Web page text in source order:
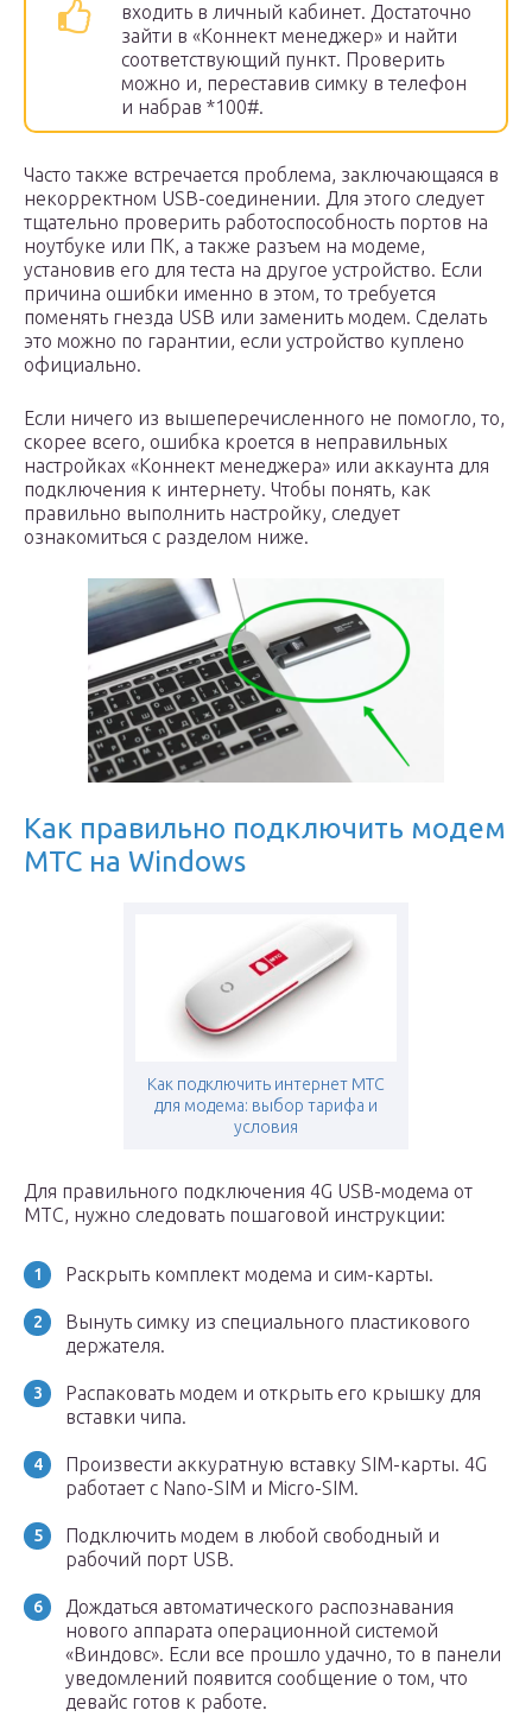
входить в личный кабинет. Достаточно
зайти в «Коннект менеджер» и найти
соответствующий пункт. Проверить
можно и, переставив симку в телефон
и набрав *100#.
Часто также встречается проблема, заключающаяся в
некорректном USB-соединении. Для этого следует
тщательно проверить работоспособность портов на
ноутбуке или ПК, а также разъем на модеме,
установив его для теста на другое устройство. Если
причина ошибки именно в этом, то требуется
поменять гнезда USB или заменить модем. Сделать
это можно по гарантии, если устройство куплено
официально.
Если ничего из вышеперечисленного не помогло, то,
скорее всего, ошибка кроется в неправильных
настройках «Коннект менеджера» или аккаунта для
подключения к интернету. Чтобы понять, как
правильно выполнить настройку, следует
ознакомиться с разделом ниже.
Как правильно подключить модем
МТС на Windows
Как подключить интернет МТС
для модема: выбор тарифа и
условия
Для правильного подключения 4G USB-модема от
МТС, нужно следовать пошаговой инструкции:
Раскрыть комплект модема и сим-карты.
Вынуть симку из специального пластикового
держателя.
Распаковать модем и открыть его крышку для
вставки чипа.
Произвести аккуратную вставку SIM-карты. 4G
работает с Nano-SIM и Micro-SIM.
Подключить модем в любой свободный и
рабочий порт USB.
Дождаться автоматического распознавания
нового аппарата операционной системой
«Виндовс». Если все прошло удачно, то в панели
уведомлений появится сообщение о том, что
девайс готов к работе.